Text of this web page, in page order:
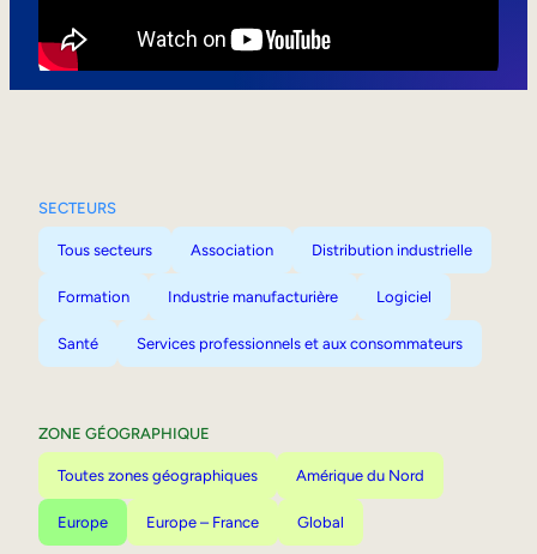
SECTEURS
Tous secteurs Association Distribution industrielle
Formation Industrie manufacturière Logiciel
Santé Services professionnels et aux consommateurs
ZONE GÉOGRAPHIQUE
Toutes zones géographiques Amérique du Nord
Europe Europe – France Global